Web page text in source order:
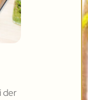
der